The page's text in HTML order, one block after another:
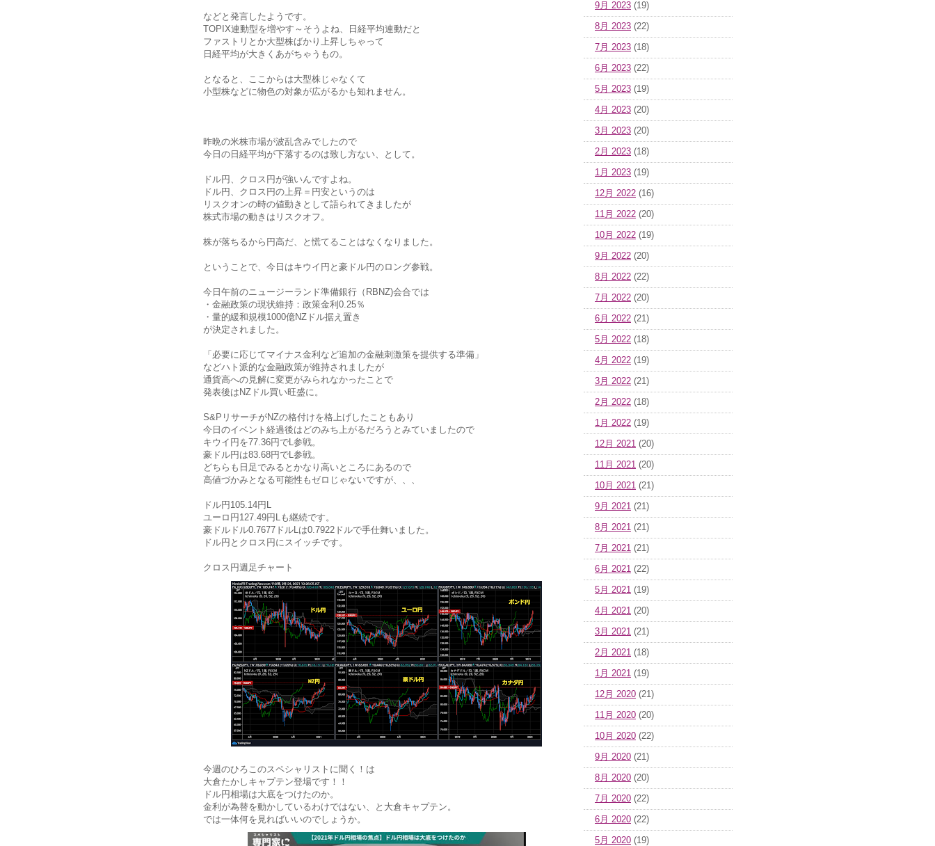
などと発言したようです。
TOPIX連動型を増やす～そうよね、日経平均連動だと
ファストリとか大型株ばかり上昇しちゃって
日経平均が大きくあがちゃうもの。
となると、ここからは大型株じゃなくて
小型株などに物色の対象が広がるかも知れません。
昨晩の米株市場が波乱含みでしたので
今日の日経平均が下落するのは致し方ない、として。
ドル円、クロス円が強いんですよね。
ドル円、クロス円の上昇＝円安というのは
リスクオンの時の値動きとして語られてきましたが
株式市場の動きはリスクオフ。
株が落ちるから円高だ、と慌てることはなくなりました。
ということで、今日はキウイ円と豪ドル円のロング参戦。
今日午前のニュージーランド準備銀行（RBNZ)会合では
・金融政策の現状維持：政策金利0.25％
・量的緩和規模1000億NZドル据え置き
が決定されました。
「必要に応じてマイナス金利など追加の金融刺激策を提供する準備」
などハト派的な金融政策が維持されましたが
通貨高への見解に変更がみられなかったことで
発表後はNZドル買い旺盛に。
S&PリサーチがNZの格付けを格上げしたこともあり
今日のイベント経過後はどのみち上がるだろうとみていましたので
キウイ円を77.36円でL参戦。
豪ドル円は83.68円でL参戦。
どちらも日足でみるとかなり高いところにあるので
高値づかみとなる可能性もゼロじゃないですが、、、
ドル円105.14円L
ユーロ円127.49円Lも継続です。
豪ドルドル0.7677ドルLは0.7922ドルで手仕舞いました。
ドル円とクロス円にスイッチです。
クロス円週足チャート
今週のひろこのスペシャリストに聞く！は
大倉たかしキャプテン登場です！！
ドル円相場は大底をつけたのか。
金利が為替を動かしているわけではない、と大倉キャプテン。
では一体何を見ればいいのでしょうか。
9月 2023 (19)
8月 2023 (22)
7月 2023 (18)
6月 2023 (22)
5月 2023 (19)
4月 2023 (20)
3月 2023 (20)
2月 2023 (18)
1月 2023 (19)
12月 2022 (16)
11月 2022 (20)
10月 2022 (19)
9月 2022 (20)
8月 2022 (22)
7月 2022 (20)
6月 2022 (21)
5月 2022 (18)
4月 2022 (19)
3月 2022 (21)
2月 2022 (18)
1月 2022 (19)
12月 2021 (20)
11月 2021 (20)
10月 2021 (21)
9月 2021 (21)
8月 2021 (21)
7月 2021 (21)
6月 2021 (22)
5月 2021 (19)
4月 2021 (20)
3月 2021 (21)
2月 2021 (18)
1月 2021 (19)
12月 2020 (21)
11月 2020 (20)
10月 2020 (22)
9月 2020 (21)
8月 2020 (20)
7月 2020 (22)
6月 2020 (22)
5月 2020 (19)